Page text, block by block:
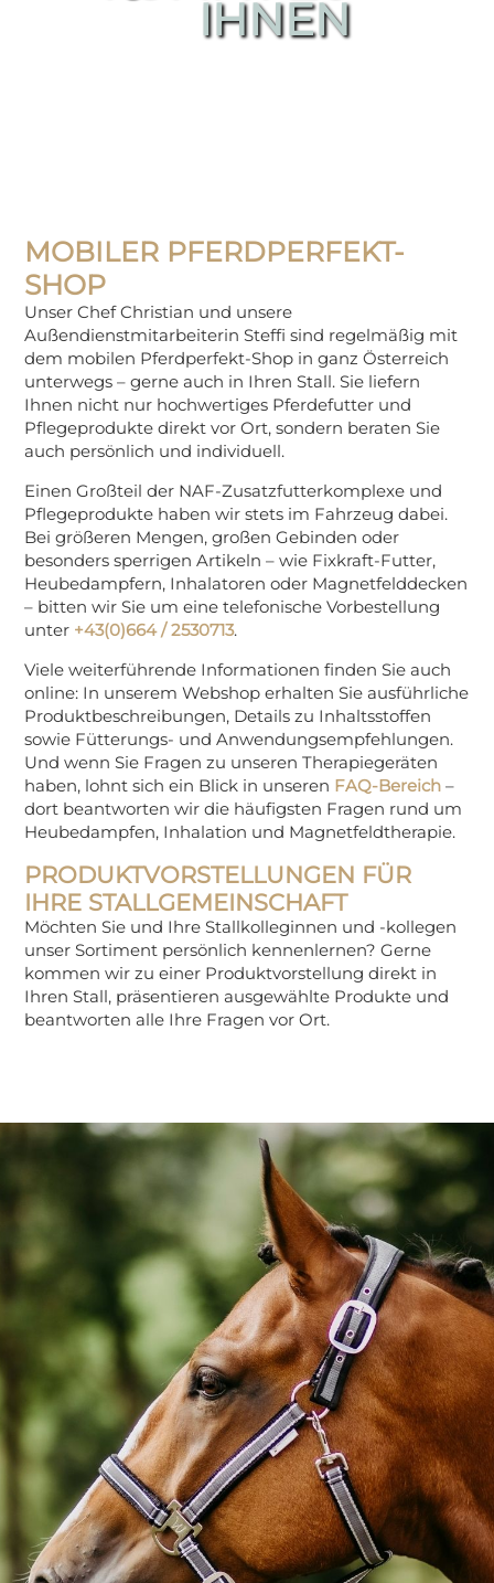
IHNEN
MOBILER PFERDPERFEKT-
SHOP
Unser Chef Christian und unsere
Außendienstmitarbeiterin Steffi sind regelmäßig mit
dem mobilen Pferdperfekt-Shop in ganz Österreich
unterwegs – gerne auch in Ihren Stall. Sie liefern
Ihnen nicht nur hochwertiges Pferdefutter und
Pflegeprodukte direkt vor Ort, sondern beraten Sie
auch persönlich und individuell.
Einen Großteil der NAF-Zusatzfutterkomplexe und
Pflegeprodukte haben wir stets im Fahrzeug dabei.
Bei größeren Mengen, großen Gebinden oder
besonders sperrigen Artikeln – wie Fixkraft-Futter,
Heubedampfern, Inhalatoren oder Magnetfelddecken
– bitten wir Sie um eine telefonische Vorbestellung
unter +43(0)664 / 2530713.
Viele weiterführende Informationen finden Sie auch
online: In unserem Webshop erhalten Sie ausführliche
Produktbeschreibungen, Details zu Inhaltsstoffen
sowie Fütterungs- und Anwendungsempfehlungen.
Und wenn Sie Fragen zu unseren Therapiegeräten
haben, lohnt sich ein Blick in unseren FAQ-Bereich –
dort beantworten wir die häufigsten Fragen rund um
Heubedampfen, Inhalation und Magnetfeldtherapie.
PRODUKTVORSTELLUNGEN FÜR
IHRE STALLGEMEINSCHAFT
Möchten Sie und Ihre Stallkolleginnen und -kollegen
unser Sortiment persönlich kennenlernen? Gerne
kommen wir zu einer Produktvorstellung direkt in
Ihren Stall, präsentieren ausgewählte Produkte und
beantworten alle Ihre Fragen vor Ort.